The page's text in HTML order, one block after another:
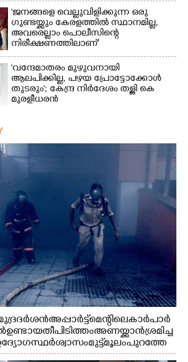
'ജനങ്ങളെ വെല്ലുവിളിക്കുന്ന ഒരു
ഗുണ്ടയ്ക്കും കേരളത്തിൽ സ്ഥാനമില്ല,​
അവരെല്ലാം പൊലീസിന്റെ
നിരീക്ഷണത്തിലാണ്'
'വന്ദേമാതരം മുഴുവനായി
ആലപിക്കില്ല, പഴയ പ്രോട്ടോക്കോൾ
തുടരും'; കേന്ദ്ര നിർദേശം തള്ളി കെ
മുരളീധരൻ
ദർശൻ അപ്പാർട്ട്മെന്റിലെ കാർ പാർ
തീപിടിത്തം അണയ്ക്കാൻ ശ്രമിച്ച
ശ്വാസം മുട്ട് മൂലം പുറത്തേ